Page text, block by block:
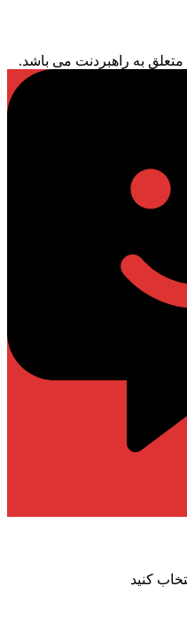
متعلق به راهبردنت می باشد.
کنید